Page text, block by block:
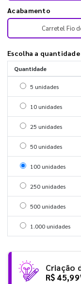
Acabamento
Carretel Fio
Escolha a quantidade
Quantidade
Selecionar 5
5 unidades
Selecionar 10
10 unidades
Selecionar 25
25 unidades
Selecionar 50
50 unidades
Selecionar 100
100 unidades
Selecionar 250
250 unidades
Selecionar 500
500 unidades
Selecionar 1000
1.000 unidades
Criação
R$ 45,99